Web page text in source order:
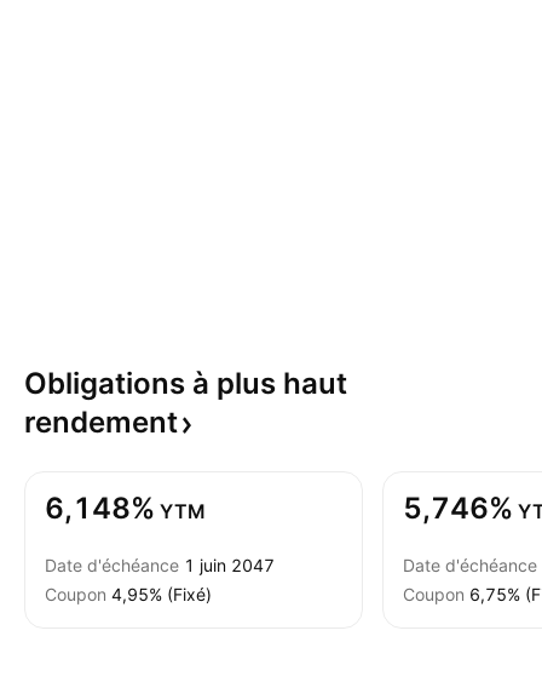
Obligations à plus haut
rendement
6,148% YTM
Date d'échéance 1 juin 2047
Coupon 4,95% (Fixé)
5,746%
Date d'échéance
Coupon 6,75%